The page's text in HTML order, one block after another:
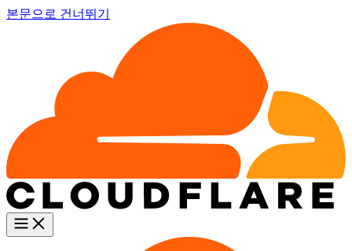
본문으로 건너뛰기